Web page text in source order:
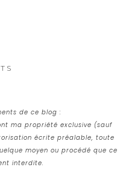
de ce blog :
ma propriété exclusive (sauf
écrite préalable, toute
moyen ou procédé que ce
interdite.